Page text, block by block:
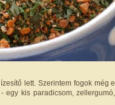
lett. Szerintem fogok még
egy kis paradicsom,